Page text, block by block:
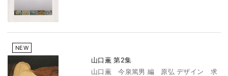
NEW
山口薫 第2集
山口薫 今泉篤男 編 原弘 デザイン 求